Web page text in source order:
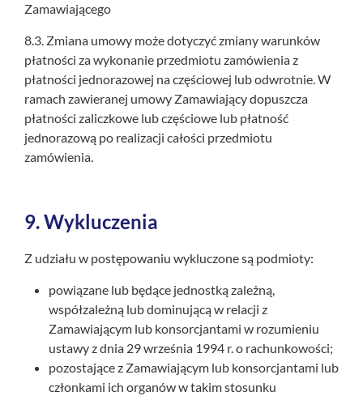
Zamawiającego
8.3. Zmiana umowy może dotyczyć zmiany warunków
płatności za wykonanie przedmiotu zamówienia z
płatności jednorazowej na częściowej lub odwrotnie. W
ramach zawieranej umowy Zamawiający dopuszcza
płatności zaliczkowe lub częściowe lub płatność
jednorazową po realizacji całości przedmiotu
zamówienia.
9.Wykluczenia
Z udziału w postępowaniu wykluczone są podmioty:
powiązane lub będące jednostką zależną,
współzależną lub dominującą w relacji z
Zamawiającym lub konsorcjantami w rozumieniu
ustawy z dnia 29 września 1994 r. o rachunkowości;
pozostające z Zamawiającym lub konsorcjantami lub
członkami ich organów w takim stosunku